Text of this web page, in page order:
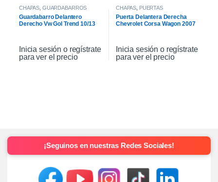
CHAPAS GUARDABARROS
Guardabarro Delantero
Derecho Vw Gol Trend 10/13
Inicia sesión o regístrate
para ver el precio
CHAPAS PUERTAS
Puerta Delantera Derecha
Chevrolet Corsa Wagon 2007
Inicia sesión o regístrate
para ver el precio
¡Seguinos en nuestras Redes Sociales!